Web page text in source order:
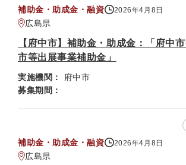
補助金・助成金・融資 2026年4月8日
広島県
【府中市】補助金・助成金：「府中
市等出展事業補助金」
実施機関：
府中市
募集期間：
補助金・助成金・融資 2026年4月8日
広島県